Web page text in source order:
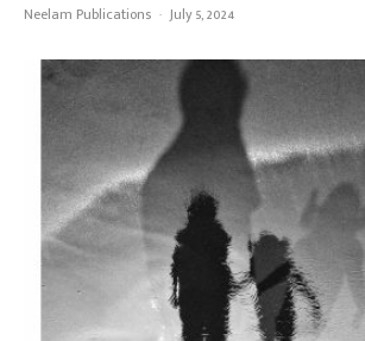
Neelam Publications · July 5, 2024